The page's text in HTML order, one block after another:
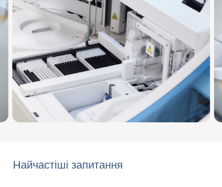
Найчастіші запитання